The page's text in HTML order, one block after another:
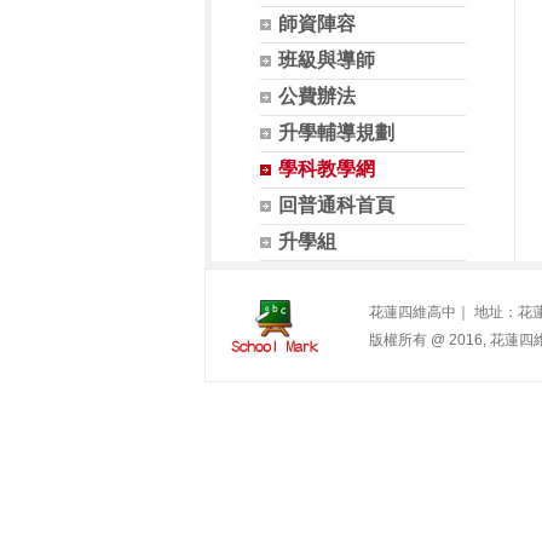
師資陣容
班級與導師
公費辦法
升學輔導規劃
學科教學網
回普通科首頁
升學組
花蓮四維高中｜ 地址：花
版權所有 @ 2016, 花蓮四